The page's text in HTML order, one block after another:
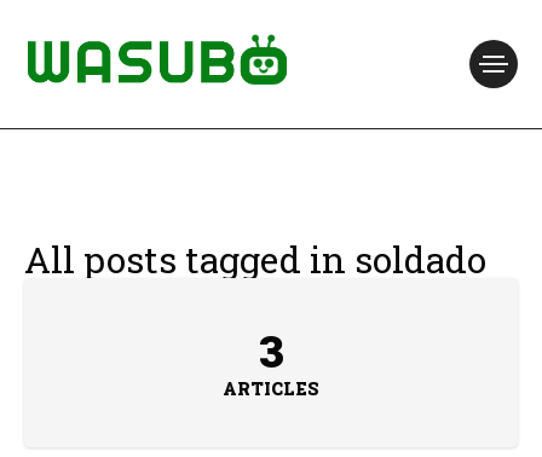
All posts tagged in soldado
3
ARTICLES